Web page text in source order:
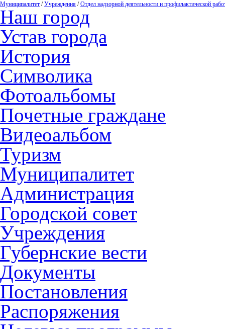
Муниципалитет /Учреждения /Отдел надзорной деятельности и профилактической
Наш город
Устав города
История
Символика
Фотоальбомы
Почетные граждане
Видеоальбом
Туризм
Муниципалитет
Администрация
Городской совет
Учреждения
Губернские вести
Документы
Постановления
Распоряжения